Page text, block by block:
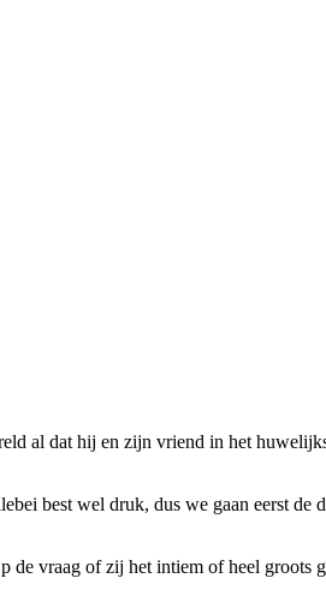
al dat hij en zijn vriend in het
best wel druk, dus we gaan eerst
vraag of zij het intiem of heel